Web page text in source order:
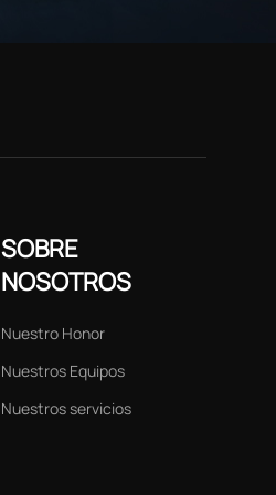
SOBRE
NOSOTROS
Nuestro Honor
Nuestros Equipos
Nuestros servicios